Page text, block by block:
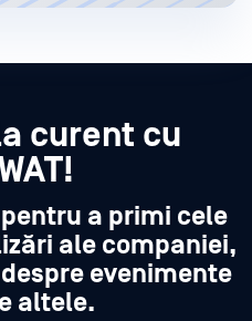
curent cu
a primi cele
ale companiei,
evenimente
altele.